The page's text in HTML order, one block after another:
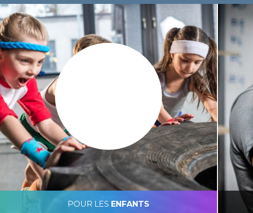
POUR LES ENFANTS